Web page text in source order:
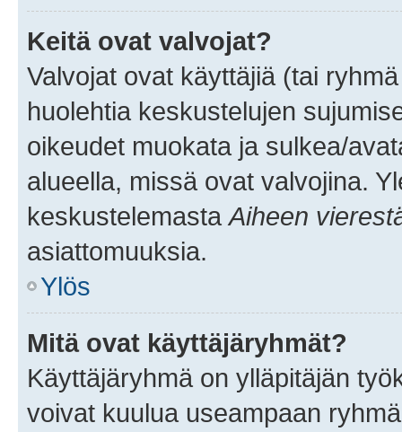
Keitä ovat valvojat?
Valvojat ovat käyttäjiä (tai
huolehtia keskustelujen
oikeudet muokata ja sulkea/
alueella, missä ovat valvojina.
keskustelemasta Aiheen
asiattomuuksia.
Ylös
Mitä ovat käyttäjäryhmät?
Käyttäjäryhmä on ylläpitäjän
voivat kuulua useampaan